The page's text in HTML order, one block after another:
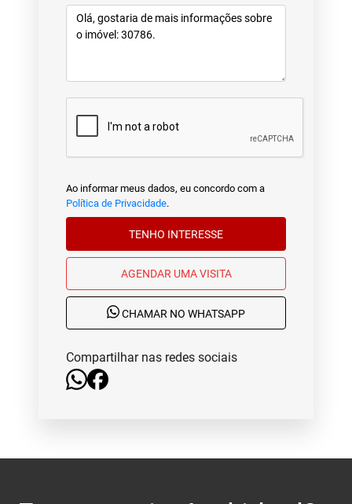
Ao informar meus dados, eu concordo com a
Política de Privacidade.
TENHO INTERESSE
AGENDAR UMA VISITA
CHAMAR NO WHATSAPP
Compartilhar nas redes sociais